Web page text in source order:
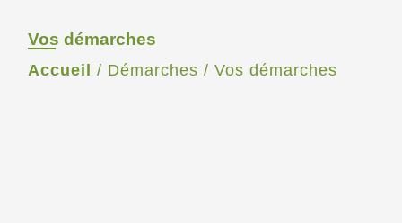
Vos démarches
Accueil / Démarches / Vos démarches